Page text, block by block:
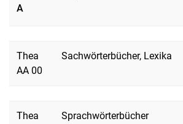
A
Thea
AA 00
Sachwörterbücher, Lexika
Thea
Sprachwörterbücher